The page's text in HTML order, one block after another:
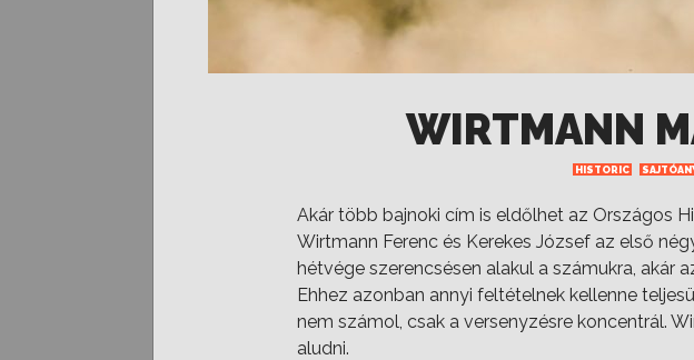
WIRTMANN
HISTORIC
Akár több bajnoki cím is eldőlhet az Országos
Wirtmann Ferenc és Kerekes József az első
hétvége szerencsésen alakul a számukra, akár
Ehhez azonban annyi feltételnek kellenne
nem számol, csak a versenyzésre koncentrál.
aludni.